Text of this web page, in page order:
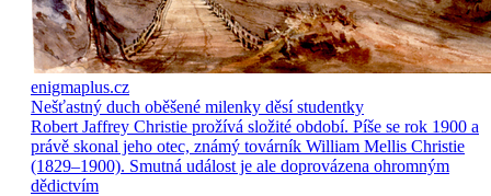
enigmaplus.cz
Nešťastný duch oběšené milenky děsí studentky
Robert Jaffrey Christie prožívá složité období. Píše se rok 1900 a
právě skonal jeho otec, známý továrník William Mellis Christie
(1829–1900). Smutná událost je ale doprovázena ohromným
dědictvím